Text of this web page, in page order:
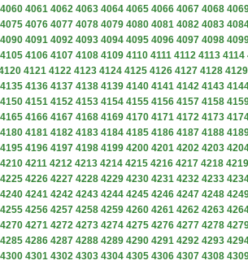
4060 4061 4062 4063 4064 4065 4066 4067 4068
4075 4076 4077 4078 4079 4080 4081 4082 4083
4090 4091 4092 4093 4094 4095 4096 4097 4098
4105 4106 4107 4108 4109 4110 4111 4112 4113 4114
4121 4122 4123 4124 4125 4126 4127 4128 4129
4135 4136 4137 4138 4139 4140 4141 4142 4143
4150 4151 4152 4153 4154 4155 4156 4157 4158
4165 4166 4167 4168 4169 4170 4171 4172 4173
4180 4181 4182 4183 4184 4185 4186 4187 4188
4195 4196 4197 4198 4199 4200 4201 4202 4203
4210 4211 4212 4213 4214 4215 4216 4217 4218 4219
4225 4226 4227 4228 4229 4230 4231 4232 4233
4240 4241 4242 4243 4244 4245 4246 4247 4248
4255 4256 4257 4258 4259 4260 4261 4262 4263
4270 4271 4272 4273 4274 4275 4276 4277 4278
4285 4286 4287 4288 4289 4290 4291 4292 4293
4300 4301 4302 4303 4304 4305 4306 4307 4308